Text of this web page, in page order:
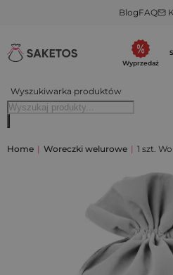
BlogFAQ
Wyszukiwarka produktów
Wyprzedaż
Home | Woreczki welurowe | 1 szt.